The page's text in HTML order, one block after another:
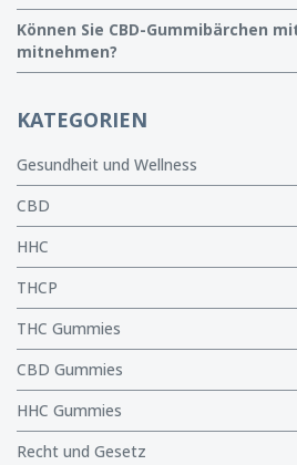
Können Sie CBD-Gummibärchen
mitnehmen?
KATEGORIEN
Gesundheit und Wellness
CBD
HHC
THCP
THC Gummies
CBD Gummies
HHC Gummies
Recht und Gesetz